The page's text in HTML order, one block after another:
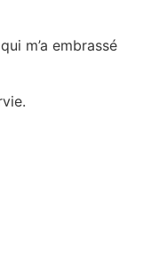
m’a embrassé